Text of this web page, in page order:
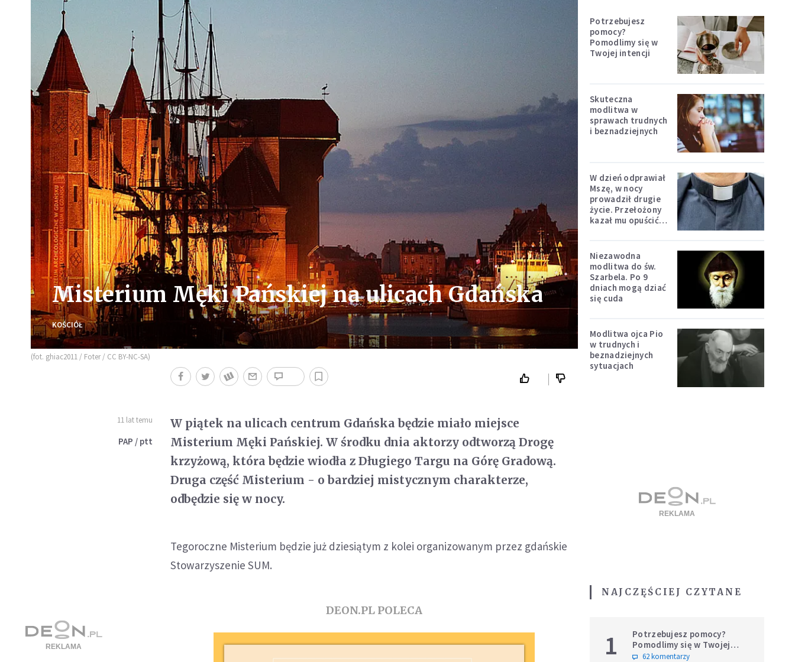
Misterium Męki Pańskiej na ulicach Gdańska
KOŚCIÓŁ
(fot. ghiac2011 / Foter / CC BY-NC-SA)
11 lat temu
PAP / ptt
W piątek na ulicach centrum Gdańska będzie miało miejsce
Misterium Męki Pańskiej. W środku dnia aktorzy odtworzą Drogę
krzyżową, która będzie wiodła z Długiego Targu na Górę Gradową.
Druga część Misterium - o bardziej mistycznym charakterze,
odbędzie się w nocy.
Tegoroczne Misterium będzie już dziesiątym z kolei organizowanym przez gdańskie
Stowarzyszenie SUM.
DEON.PL POLECA
Potrzebujesz
pomocy?
Pomodlimy się w
Twojej intencji
Skuteczna
modlitwa w
sprawach trudnych
i beznadziejnych
W dzień odprawiał
Mszę, w nocy
prowadził drugie
życie. Przełożony
kazał mu opuścić
Niezawodna
modlitwa do św.
Szarbela. Po 9
dniach mogą dziać
się cuda
Modlitwa ojca Pio
w trudnych i
beznadziejnych
sytuacjach
NAJCZĘŚCIEJ CZYTANE
1
Potrzebujesz pomocy?
Pomodlimy się w Twojej
intencji
62 komentarzy